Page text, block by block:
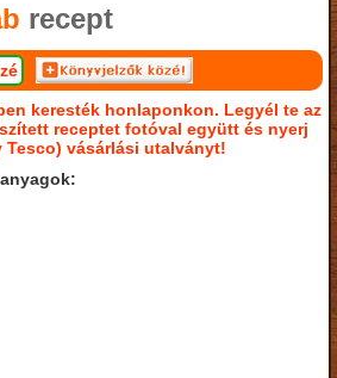
recept
keresték honlaponkon. Legyél te az
receptet fotóval együtt és nyerj
Tesco) vásárlási utalványt!